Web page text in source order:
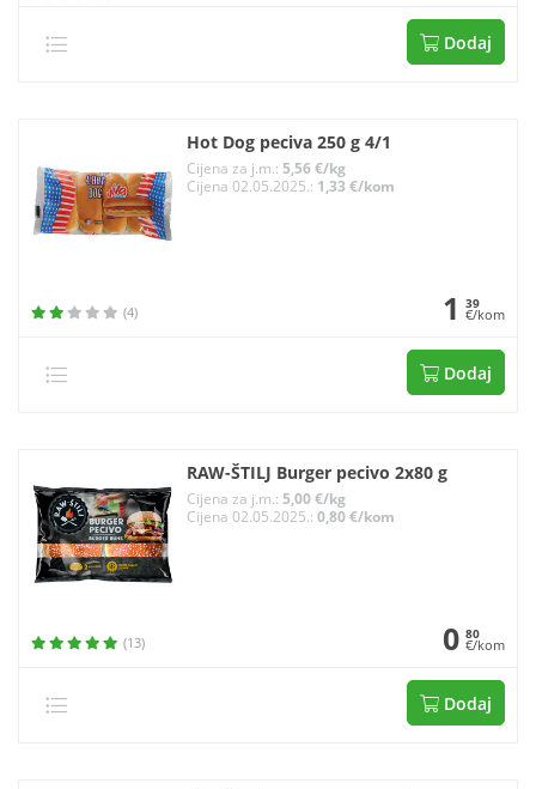
Dodaj
Hot Dog peciva 250 g 4/1
Cijena za j.m.: 5,56 €/kg
Cijena 02.05.2025.: 1,33 €/kom
(4) 1 39
€/kom
Dodaj
RAW-ŠTILJ Burger pecivo 2x80 g
Cijena za j.m.: 5,00 €/kg
Cijena 02.05.2025.: 0,80 €/kom
(13) 0 80
€/kom
Dodaj